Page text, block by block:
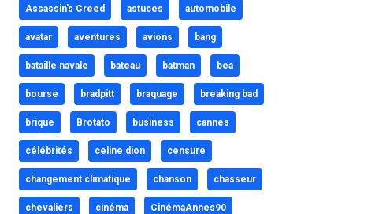
Assassin's Creed astuces automobile
avatar aventures avions bang
bataille navale bateau batman bea
bourse bradpitt braquage breaking bad
brique Brotato business cannes
célébrités celine dion censure
changement climatique chanson chasseur
chevaliers cinéma CinémaAnnes90